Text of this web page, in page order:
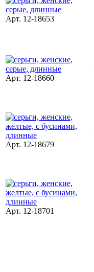
Арт. 12-18653
Арт. 12-18660
Арт. 12-18679
Арт. 12-18701